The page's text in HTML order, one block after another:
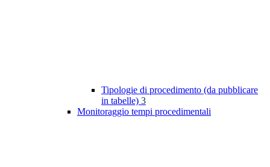
Tipologie di procedimento (da pubblicare
in tabelle) 3
Monitoraggio tempi procedimentali